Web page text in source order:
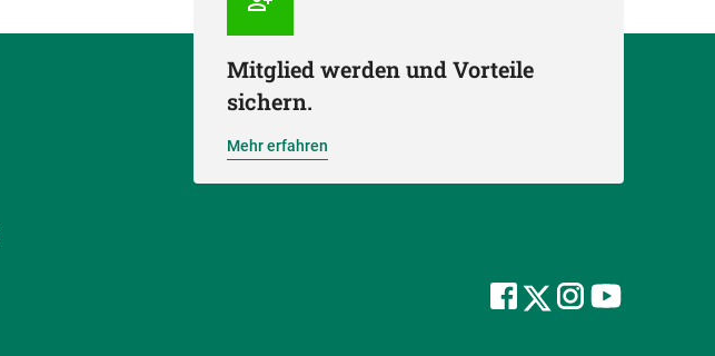
Mitglied werden und Vorteile
sichern.
Mehr erfahren